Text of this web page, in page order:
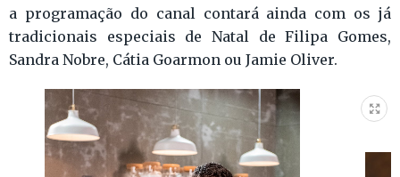
a programação do canal contará ainda com os já
tradicionais especiais de Natal de Filipa Gomes,
Sandra Nobre, Cátia Goarmon ou Jamie Oliver.